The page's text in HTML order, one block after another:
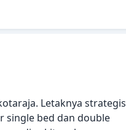
Letaknya strategis
single bed dan double